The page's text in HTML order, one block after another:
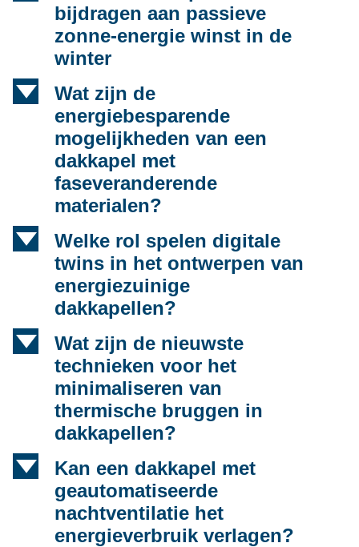
bijdragen aan passieve
zonne-energie winst in de
winter
d
Wat zijn de
energiebesparende
mogelijkheden van een
dakkapel met
faseveranderende
materialen?
d
Welke rol spelen digitale
twins in het ontwerpen van
energiezuinige
dakkapellen?
d
Wat zijn de nieuwste
technieken voor het
minimaliseren van
thermische bruggen in
dakkapellen?
d
Kan een dakkapel met
geautomatiseerde
nachtventilatie het
energieverbruik verlagen?